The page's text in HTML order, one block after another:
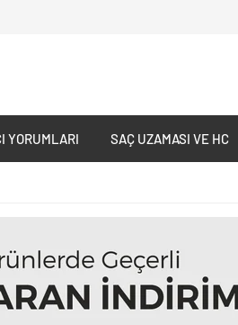
YORUMLARI SAÇ UZAMASI VE HC